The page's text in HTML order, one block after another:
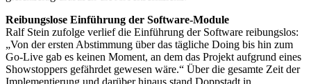
Reibungslose Einführung der Software-Module
Ralf Stein zufolge verlief die Einführung der Software reibungslos:
„Von der ersten Abstimmung über das tägliche Doing bis hin zum
Go-Live gab es keinen Moment, an dem das Projekt aufgrund eines
Showstoppers gefährdet gewesen wäre.“ Über die gesamte Zeit der
Implementierung und darüber hinaus stand Doppstadt in